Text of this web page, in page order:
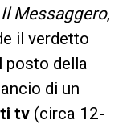
Il Messaggero,
il verdetto
posto della
di un
tv(circa 12-